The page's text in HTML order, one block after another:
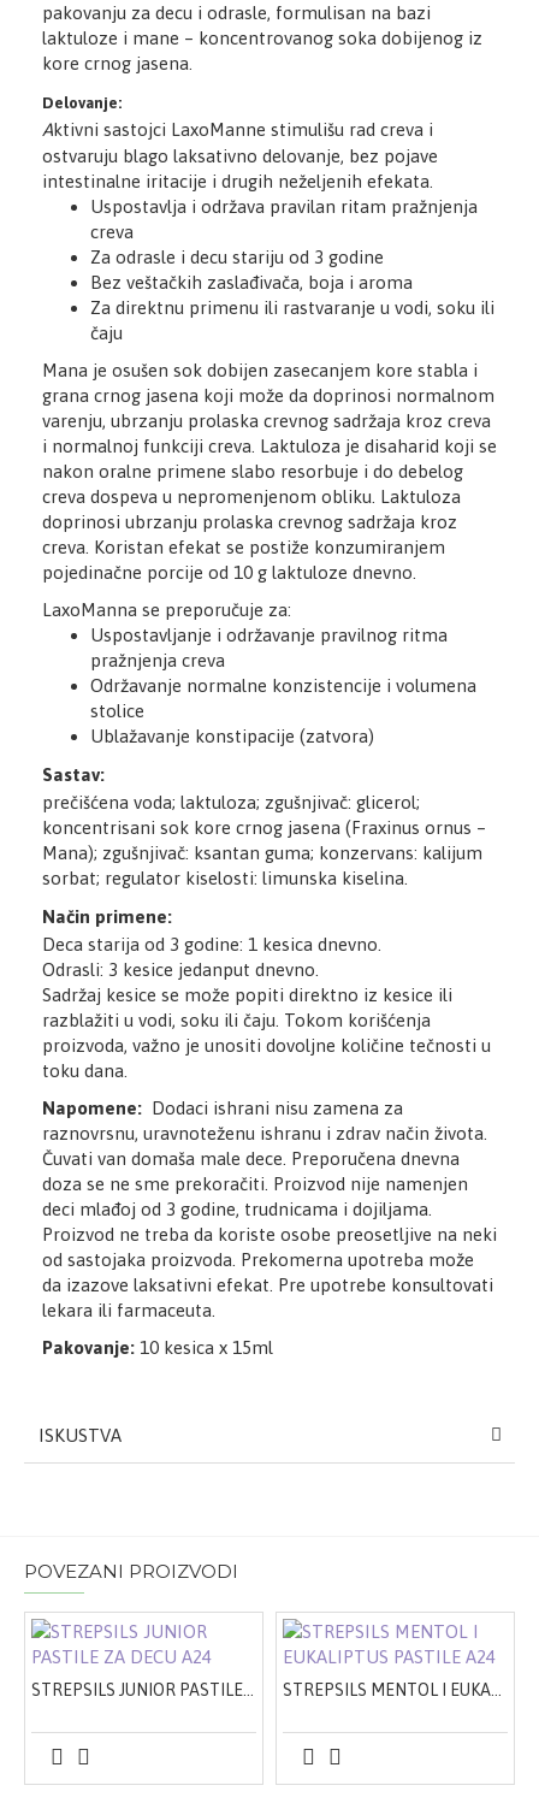
pakovanju za decu i odrasle, formulisan na bazi
laktuloze i mane – koncentrovanog soka dobijenog iz
kore crnog jasena.
Delovanje:
Aktivni sastojci LaxoManne stimulišu rad creva i
ostvaruju blago laksativno delovanje, bez pojave
intestinalne iritacije i drugih neželjenih efekata.
Uspostavlja i održava pravilan ritam pražnjenja
creva
Za odrasle i decu stariju od 3 godine
Bez veštačkih zaslađivača, boja i aroma
Za direktnu primenu ili rastvaranje u vodi, soku ili
čaju
Mana je osušen sok dobijen zasecanjem kore stabla i
grana crnog jasena koji može da doprinosi normalnom
varenju, ubrzanju prolaska crevnog sadržaja kroz creva
i normalnoj funkciji creva. Laktuloza je disaharid koji se
nakon oralne primene slabo resorbuje i do debelog
creva dospeva u nepromenjenom obliku. Laktuloza
doprinosi ubrzanju prolaska crevnog sadržaja kroz
creva. Koristan efekat se postiže konzumiranjem
pojedinačne porcije od 10 g laktuloze dnevno.
LaxoManna se preporučuje za:
Uspostavljanje i održavanje pravilnog ritma
pražnjenja creva
Održavanje normalne konzistencije i volumena
stolice
Ublažavanje konstipacije (zatvora)
Sastav:
prečišćena voda; laktuloza; zgušnjivač: glicerol;
koncentrisani sok kore crnog jasena (Fraxinus ornus –
Mana); zgušnjivač: ksantan guma; konzervans: kalijum
sorbat; regulator kiselosti: limunska kiselina.
Način primene:
Deca starija od 3 godine: 1 kesica dnevno.
Odrasli: 3 kesice jedanput dnevno.
Sadržaj kesice se može popiti direktno iz kesice ili
razblažiti u vodi, soku ili čaju. Tokom korišćenja
proizvoda, važno je unositi dovoljne količine tečnosti u
toku dana.
Napomene: Dodaci ishrani nisu zamena za
raznovrsnu, uravnoteženu ishranu i zdrav način života.
Čuvati van domaša male dece. Preporučena dnevna
doza se ne sme prekoračiti. Proizvod nije namenjen
deci mlađoj od 3 godine, trudnicama i dojiljama.
Proizvod ne treba da koriste osobe preosetljive na neki
od sastojaka proizvoda. Prekomerna upotreba može
da izazove laksativni efekat. Pre upotrebe konsultovati
lekara ili farmaceuta.
Pakovanje: 10 kesica x 15ml
ISKUSTVA
POVEZANI PROIZVODI
STREPSILS MENTOL I EUKALIPTUS PASTILE A24